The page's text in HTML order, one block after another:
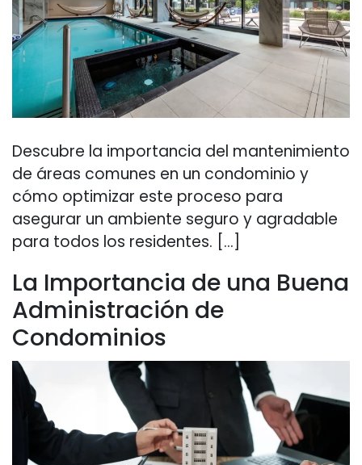
Descubre la importancia del mantenimiento
de áreas comunes en un condominio y
cómo optimizar este proceso para
asegurar un ambiente seguro y agradable
para todos los residentes. […]
La Importancia de una Buena
Administración de
Condominios